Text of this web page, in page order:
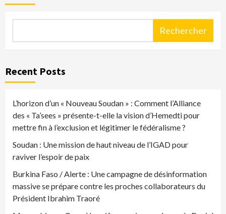
Rechercher
Recent Posts
L’horizon d’un « Nouveau Soudan » : Comment l’Alliance
des « Ta’sees » présente-t-elle la vision d’Hemedti pour
mettre fin à l’exclusion et légitimer le fédéralisme ?
Soudan : Une mission de haut niveau de l’IGAD pour
raviver l’espoir de paix
Burkina Faso / Alerte : Une campagne de désinformation
massive se prépare contre les proches collaborateurs du
Président Ibrahim Traoré